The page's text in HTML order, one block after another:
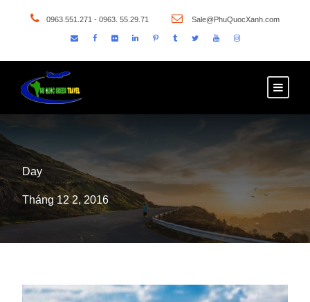
0963.551.271 - 0963. 55.29.71 Sale@PhuQuocXanh.com
Day
Tháng 12 2, 2016